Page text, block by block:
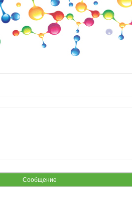
Сообщение